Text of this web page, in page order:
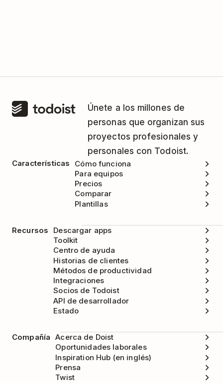
Únete a los millones de
personas que organizan sus
proyectos profesionales y
personales con Todoist.
Características
Cómo funciona
Para equipos
Precios
Comparar
Plantillas
Recursos
Descargar apps
Toolkit
Centro de ayuda
Historias de clientes
Métodos de productividad
Integraciones
Socios de Todoist
API de desarrollador
Estado
Compañía Acerca de Doist
Oportunidades laborales
Inspiration Hub (en inglés)
Prensa
Twist